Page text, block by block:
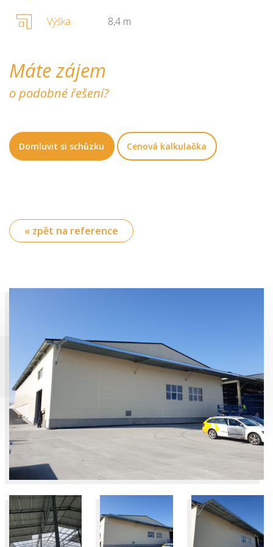
Výška 8,4 m
Máte zájem
o podobné řešení?
Domluvit si schůzku Cenová kalkulačka
« zpět na reference